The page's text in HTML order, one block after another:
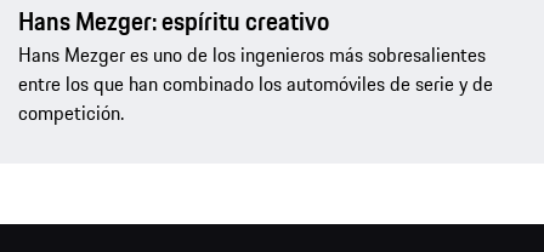
Hans Mezger: espíritu creativo
Hans Mezger es uno de los ingenieros más sobresalientes
entre los que han combinado los automóviles de serie y de
competición.